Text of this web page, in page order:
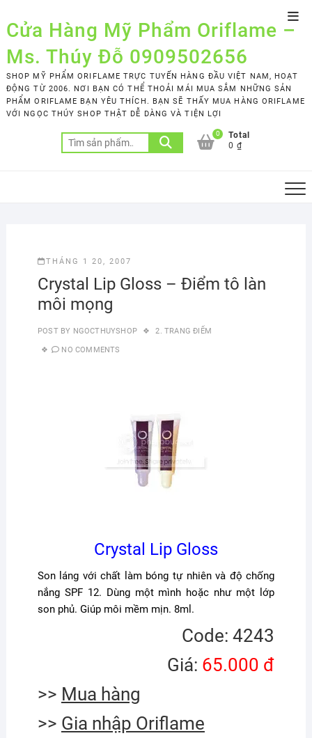
to
content
Cửa Hàng Mỹ Phẩm Oriflame –
Ms. Thúy Đỗ 0909502656
SHOP MỸ PHẨM ORIFLAME TRỰC TUYẾN HÀNG ĐẦU VIỆT NAM, HOẠT
ĐỘNG TỪ 2006. NƠI BẠN CÓ THỂ THOẢI MÁI MUA SẮM NHỮNG SẢN
PHẨM ORIFLAME BẠN YÊU THÍCH. BẠN SẼ THẤY MUA HÀNG ORIFLAME
VỚI NGỌC THÚY SHOP THẬT DỄ DÀNG VÀ TIỆN LỢI
Tìm
kiếm:
0
Total
0 ₫
THÁNG 1 20, 2007
Crystal Lip Gloss – Điểm tô làn
môi mọng
POST BY NGOCTHUYSHOP 2. TRANG ĐIỂM
NO COMMENTS
Crystal Lip Gloss
Son láng với chất làm bóng tự nhiên và độ chống
nắng SPF 12. Dùng một mình hoặc như một lớp
son phủ. Giúp môi mềm mịn. 8ml.
Code: 4243
Giá: 65.000 đ
>> Mua hàng
>> Gia nhập Oriflame